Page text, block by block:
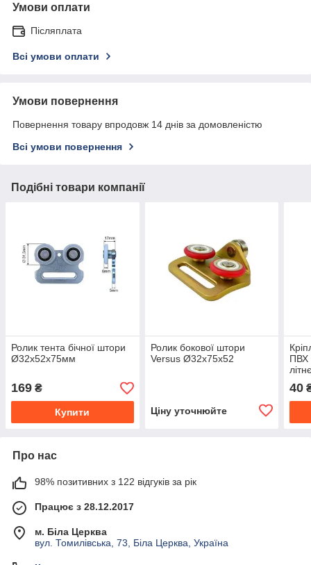
Умови оплати
Післяплата
Всі умови оплати
Умови повернення
Повернення товару впродовж 14 днів за домовленістю
Всі умови повернення
Подібні товари компанії
Ролик тента бічної штори
Ø32х52х75мм
169 ₴
Купити
Ролик бокової штори
Versus Ø32x75x52
Ціну уточнюйте
ПВХ
40
Про нас
98% позитивних з 122 відгуків за рік
Працює з 28.12.2017
м. Біла Церква
вул. Томилівська, 73, Біла Церква, Україна